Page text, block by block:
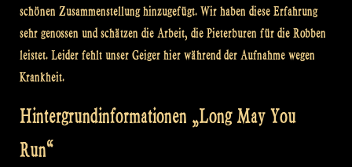
schönen Zusammenstellung hinzugefügt. Wir haben diese Erfahrung
sehr genossen und schätzen die Arbeit, die Pieterburen für die Robben
leistet. Leider fehlt unser Geiger hier während der Aufnahme wegen
Krankheit.
Hintergrundinformationen „Long May You
Run“